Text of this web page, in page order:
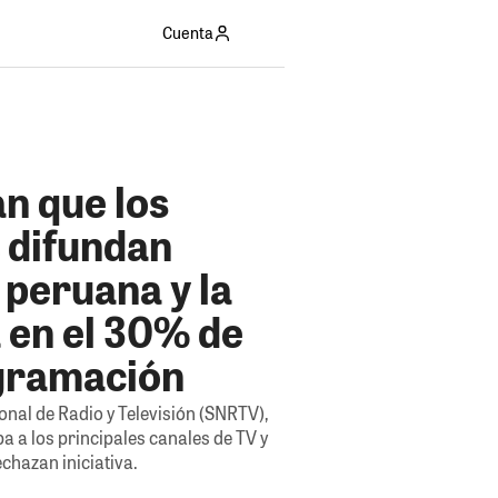
Cuenta
que los
y la
el 30% de
de Radio y Televisión (SNRTV),
a los principales canales de TV y
iniciativa.